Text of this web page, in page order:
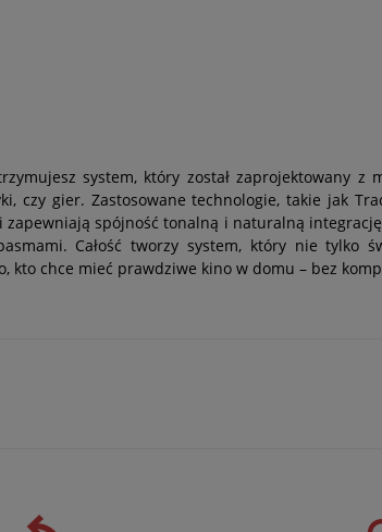
system, który został zaprojektowany
czy gier. Zastosowane technologie, takie jak
spójność tonalną i naturalną
Całość tworzy system, który nie tylko
kto chce mieć prawdziwe kino w domu – bez